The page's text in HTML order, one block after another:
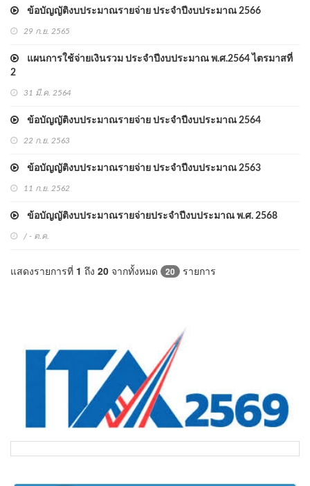
ข้อบัญญัติงบประมาณรายจ่าย ประจําปีงบประมาณ 2566
29 ก.ย. 2565
แผนการใช้จ่ายเงินรวม ประจำปีงบประมาณ พ.ศ.2564 ไตรมาสที่
2
31 มี.ค. 2564
ข้อบัญญัติงบประมาณรายจ่าย ประจําปีงบประมาณ 2564
22 ก.ย. 2563
ข้อบัญญัติงบประมาณรายจ่าย ประจําปีงบประมาณ 2563
11 ก.ย. 2562
ข้อบัญญัติงบประมาณรายจ่ายประจำปีงบประมาณ พ.ศ. 2568
/ - ต.ค.
แสดงรายการที่ 1 ถึง 20 จากทั้งหมด 20 รายการ